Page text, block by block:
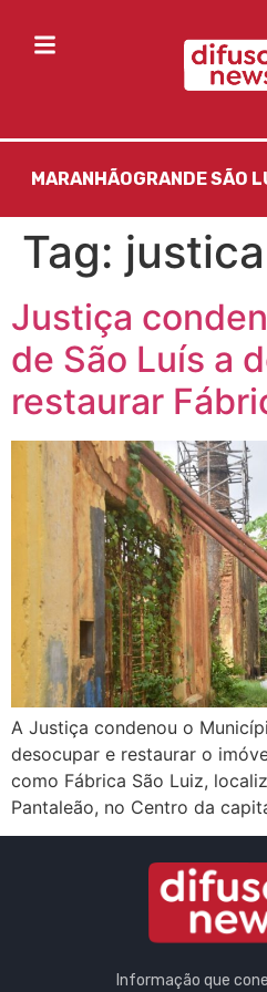
MARANHÃOGRANDE SÃO
Tag: justica
Justiça
de São Luís a
restaurar
A Justiça condenou o
desocupar e restaurar o
como Fábrica São Luiz,
Pantaleão, no Centro da
Informação que